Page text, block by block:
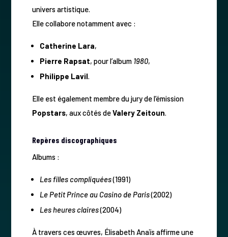
univers artistique.
Elle collabore notamment avec :
Catherine Lara,
Pierre Rapsat, pour l’album 1980,
Philippe Lavil.
Elle est également membre du jury de l’émission
Popstars, aux côtés deValery Zeitoun.
Repères discographiques
Albums :
Les filles compliquées(1991)
Le Petit Prince au Casino de Paris(2002)
Les heures claires(2004)
À travers ces œuvres, Élisabeth Anaïs affirme une